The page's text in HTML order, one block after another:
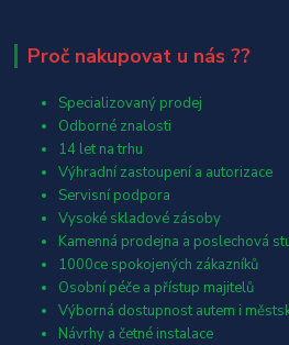
Proč nakupovat u nás ??
Specializovaný prodej
Odborné znalosti
14 let na trhu
Výhradní zastoupení a autorizace
Servisní podpora
Vysoké skladové zásoby
Kamenná prodejna a poslechová
1000ce spokojených zákazníků
Osobní péče a přístup majitelů
Výborná dostupnost autem i
Návrhy a četné instalace